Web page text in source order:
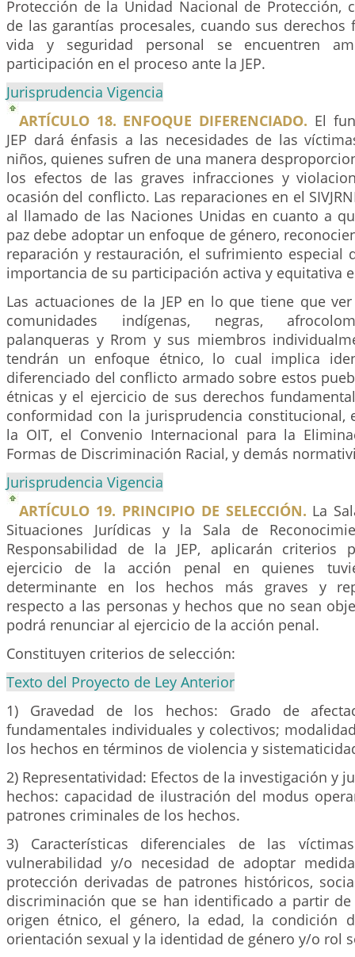
Protección de la Unidad Nacional de Protección,
de las garantías procesales, cuando sus derechos
vida y seguridad personal se encuentren
participación en el proceso ante la JEP.
Jurisprudencia Vigencia
ARTÍCULO 18. ENFOQUE DIFERENCIADO. El
JEP dará énfasis a las necesidades de las
niños, quienes sufren de una manera
los efectos de las graves infracciones y
ocasión del conflicto. Las reparaciones en el
al llamado de las Naciones Unidas en cuanto a
paz debe adoptar un enfoque de género,
reparación y restauración, el sufrimiento especial
importancia de su participación activa y equitativa
Las actuaciones de la JEP en lo que tiene que
comunidades indígenas, negras,
palanqueras y Rrom y sus miembros
tendrán un enfoque étnico, lo cual implica
diferenciado del conflicto armado sobre estos
étnicas y el ejercicio de sus derechos
conformidad con la jurisprudencia constitucional,
la OIT, el Convenio Internacional para la
Formas de Discriminación Racial, y demás
Jurisprudencia Vigencia
ARTÍCULO 19. PRINCIPIO DE SELECCIÓN. La
Situaciones Jurídicas y la Sala de
Responsabilidad de la JEP, aplicarán criterios
ejercicio de la acción penal en quienes
determinante en los hechos más graves y
respecto a las personas y hechos que no sean
podrá renunciar al ejercicio de la acción penal.
Constituyen criterios de selección:
Texto del Proyecto de Ley Anterior
1) Gravedad de los hechos: Grado de
fundamentales individuales y colectivos;
los hechos en términos de violencia y
2) Representatividad: Efectos de la investigación y
hechos: capacidad de ilustración del modus
patrones criminales de los hechos.
3) Características diferenciales de las
vulnerabilidad y/o necesidad de adoptar
protección derivadas de patrones históricos,
discriminación que se han identificado a partir
origen étnico, el género, la edad, la condición
orientación sexual y la identidad de género y/o rol